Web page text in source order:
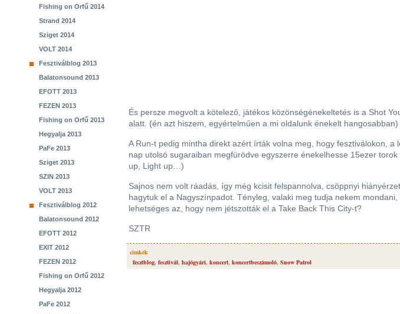
Fishing on Orfű 2014
Strand 2014
Sziget 2014
VOLT 2014
Fesztiválblog 2013
Balatonsound 2013
EFOTT 2013
FEZEN 2013
Fishing on Orfű 2013
Hegyalja 2013
PaFe 2013
Sziget 2013
SZIN 2013
VOLT 2013
Fesztiválblog 2012
Balatonsound 2012
EFOTT 2012
EXIT 2012
FEZEN 2012
Fishing on Orfű 2012
Hegyalja 2012
PaFe 2012
És persze megvolt a kötelező, játékos közönségénekeltetés is a Shot
alatt. (én azt hiszem, egyértelműen a mi oldalunk énekelt hangosabban)
A Run-t pedig mintha direkt azért írták volna meg, hogy fesztiválokon, a
nap utolsó sugaraiban megfürödve egyszerre énekelhesse 15ezer torok
up, Light up…)
Sajnos nem volt ráadás, így még kcisit felspannolva, csöppnyi
hagytuk el a Nagyszínpadot. Tényleg, valaki meg tudja nekem mondani,
lehetséges az, hogy nem jétszották el a Take Back This City-t?
SZTR
cimkék
fesztblog, fesztivál, hajógyári, koncert, koncertbeszámoló, Snow Patrol